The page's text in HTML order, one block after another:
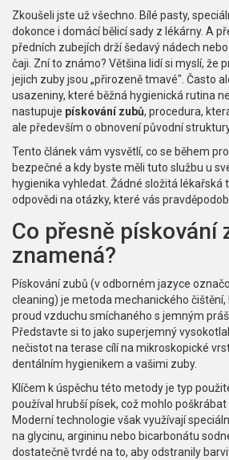
Zkoušeli jste už všechno. Bílé pasty,
dokonce i domácí bělicí sady z lékárny. A
předních zubejích drží šedavý nádech
čaji. Zní to známo? Většina lidí si myslí, že
jejich zuby jsou „přirozeně tmavé". Často
usazeniny, které běžná hygienická rutina
nastupuje pískování zubů, procedura,
ale především o obnovení původní
Tento článek vám vysvětlí, co se během
bezpečné a kdy byste měli tuto službu u
hygienika vyhledat. Žádné složitá lékařská
odpovědi na otázky, které vás
Co přesně pískování
znamená?
Pískování zubů (v odborném jazyce
cleaning) je metoda mechanického
proud vzduchu smíchaného s jemným
Představte si to jako superjemný
nečistot na terase cílí na mikroskopické
dentálním hygienikem a vašimi zuby.
Klíčem k úspěchu této metody je typ
používal hrubší písek, což mohlo poškrábat
Moderní technologie však využívají
na glycinu, argininu nebo bicarbonátu
dostatečně tvrdé na to, aby odstranily